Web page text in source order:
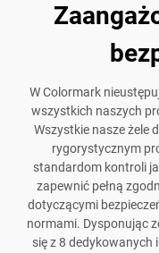
W Colormark
wszystkich naszych
Wszystkie nasze żele
rygorystycznym
standardom kontroli
zapewnić pełną
dotyczącymi
normami. Dysponując
się z 8